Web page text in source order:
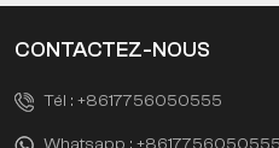
CONTACTEZ-NOUS
Tél : +8617756050555
Whatsapp : +8617756050555